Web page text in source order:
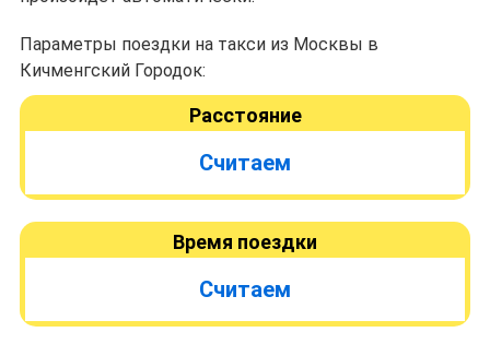
Параметры поездки на такси из Москвы в
Кичменгский Городок:
Расстояние
Считаем
Время поездки
Считаем